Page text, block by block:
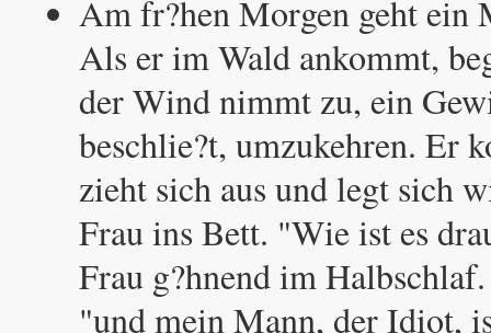
Am fr?hen Morgen geht ein
Als er im Wald ankommt,
der Wind nimmt zu, ein
beschlie?t, umzukehren. Er
zieht sich aus und legt sich
Frau ins Bett. "Wie ist es
Frau g?hnend im
"und mein Mann, der Idiot,